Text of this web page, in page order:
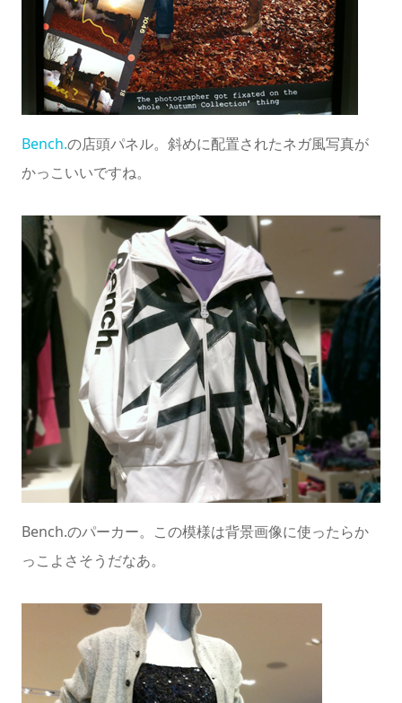
Bench.の店頭パネル。斜めに配置されたネガ風写真が
かっこいいですね。
Bench.のパーカー。この模様は背景画像に使ったらか
っこよさそうだなあ。